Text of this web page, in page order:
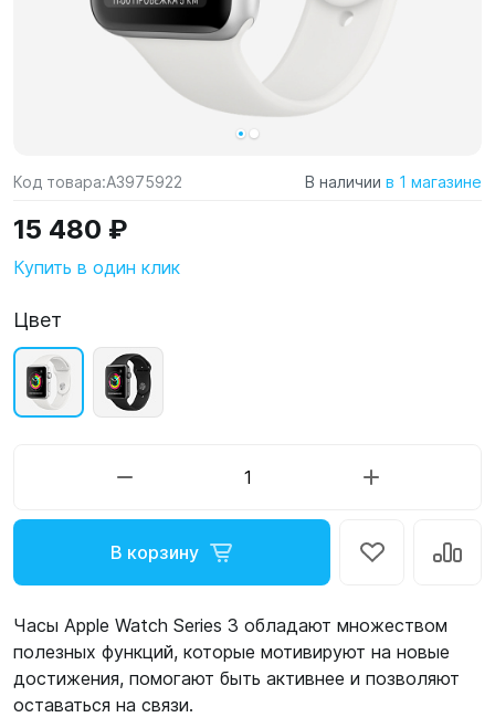
Код товара:A3975922 В наличии в 1 магазине
15 480 ₽
Купить в один клик
Цвет
В корзину
Часы Apple Watch Series 3 обладают множеством
полезных функций, которые мотивируют на новые
достижения, помогают быть активнее и позволяют
оставаться на связи.